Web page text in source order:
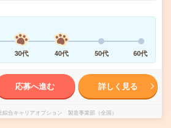
30代 40代 50代 60代
応募へ進む 詳しく見る
綜合キャリアオプション 製造事業部（全国）